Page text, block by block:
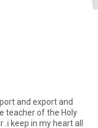
and export and
teacher of the Holy
keep in my heart all